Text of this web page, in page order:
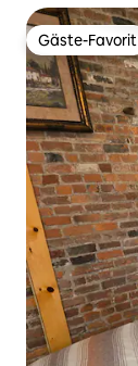
Gäste-Favorit
Gäste-Favorit